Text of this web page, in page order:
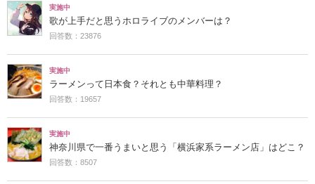
実施中
歌が上手だと思うホロライブのメンバーは？
回答数：23876
実施中
ラーメンって日本食？それとも中華料理？
回答数：19657
実施中
神奈川県で一番うまいと思う「横浜家系ラーメン店」はどこ？
回答数：8507